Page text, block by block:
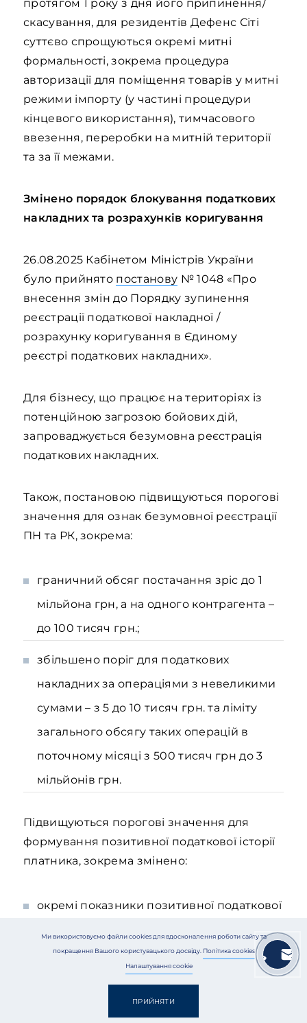
протягом 1 року з дня його припинення/
скасування, для резидентів Дефенс Сіті
суттєво спрощуються окремі митні
формальності, зокрема процедура
авторизації для поміщення товарів у митні
режими імпорту (у частині процедури
кінцевого використання), тимчасового
ввезення, переробки на митній території
та за її межами.
Змінено порядок блокування податкових
накладних та розрахунків коригування
26.08.2025 Кабінетом Міністрів України
було прийнято постанову № 1048 «Про
внесення змін до Порядку зупинення
реєстрації податкової накладної /
розрахунку коригування в Єдиному
реєстрі податкових накладних».
Для бізнесу, що працює на територіях із
потенційною загрозою бойових дій,
запроваджується безумовна реєстрація
податкових накладних.
Також, постановою підвищуються порогові
значення для ознак безумовної реєстрації
ПН та РК, зокрема:
граничний обсяг постачання зріс до 1
мільйона грн, а на одного контрагента –
до 100 тисяч грн.;
збільшено поріг для податкових
накладних за операціями з невеликими
сумами – з 5 до 10 тисяч грн. та ліміту
загального обсягу таких операцій в
поточному місяці з 500 тисяч грн до 3
мільйонів грн.
Підвищуються порогові значення для
формування позитивної податкової історії
платника, зокрема змінено:
окремі показники позитивної податкової
історії, зокрема збільшено ліміти обсягу
операцій – з 1 млн грн до 3 млн грн, на
одного контрагента зі 100 до 500 тис.
Ми використовуємо файли cookies для вдосконалення роботи сайту та
покращення Вашого користувацького досвіду. Політика cookies
Налаштування cookie
ПРИЙНЯТИ